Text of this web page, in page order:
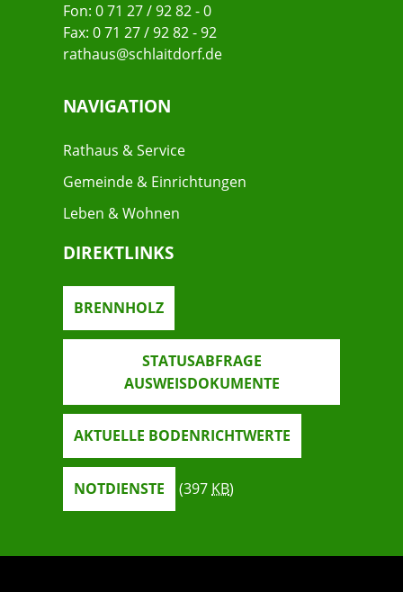
Fon: 0 71 27 / 92 82 - 0
Fax: 0 71 27 / 92 82 - 92
rathaus@schlaitdorf.de
NAVIGATION
Rathaus & Service
Gemeinde & Einrichtungen
Leben & Wohnen
DIREKTLINKS
BRENNHOLZ
STATUSABFRAGE
AUSWEISDOKUMENTE
AKTUELLE BODENRICHTWERTE
NOTDIENSTE (397 KB)